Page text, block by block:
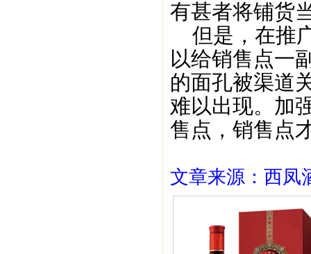
有甚者将铺货
但是，在推
以给销售点一
的面孔被渠道
难以出现。加
售点，销售点
文章来源：西凤